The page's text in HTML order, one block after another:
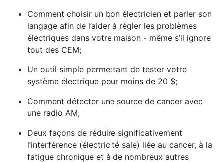
Comment choisir un bon électricien et parler son
langage afin de l’aider à régler les problèmes
électriques dans votre maison - même s’il ignore
tout des CEM;
Un outil simple permettant de tester votre
système électrique pour moins de 20 $;
Comment détecter une source de cancer avec
une radio AM;
Deux façons de réduire significativement
l’interférence (électricité sale) liée au cancer, à la
fatigue chronique et à de nombreux autres